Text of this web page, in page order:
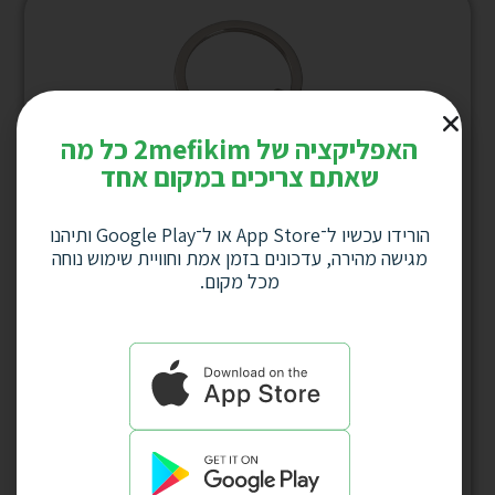
למחיר לחץ כאן
האפליקציה של 2mefikim כל מה
שאתם צריכים במקום אחד
הורידו עכשיו ל־App Store או ל־Google Play ותיהנו
מגישה מהירה, עדכונים בזמן אמת וחוויית שימוש נוחה
מכל מקום.